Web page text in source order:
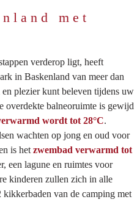
met
verderop ligt, heeft
in Baskenland van meer dan
plezier kunt beleven tijdens uw
overdekte balneoruimte is gewijd
wordt tot 28°C.
wachten op jong en oud voor
is het zwembad verwarmd tot
een lagune en ruimtes voor
kinderen zullen zich in alle
van de camping met